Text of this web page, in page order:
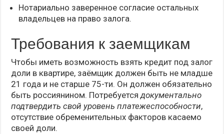
Нотариально заверенное согласие остальных
владельцев на право залога.
Требования к заемщикам
Чтобы иметь возможность взять кредит под залог
доли в квартире, заёмщик должен быть не младше
21 года и не старше 75-ти. Он должен обязательно
быть россиянином. Потребуетсядокументально
подтвердить свой уровень платежеспособности,
отсутствие обременительных факторов касаемо
своей доли.